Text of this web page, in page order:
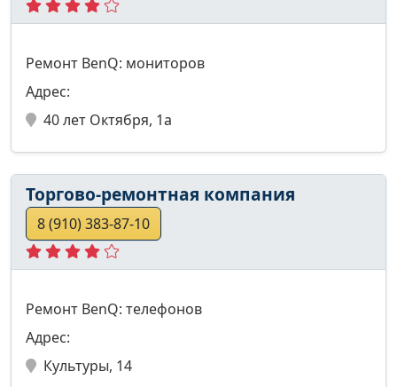
Ремонт BenQ: мониторов
Адрес:
40 лет Октября, 1а
Торгово-ремонтная компания
8 (910) 383-87-10
Ремонт BenQ: телефонов
Адрес:
Культуры, 14